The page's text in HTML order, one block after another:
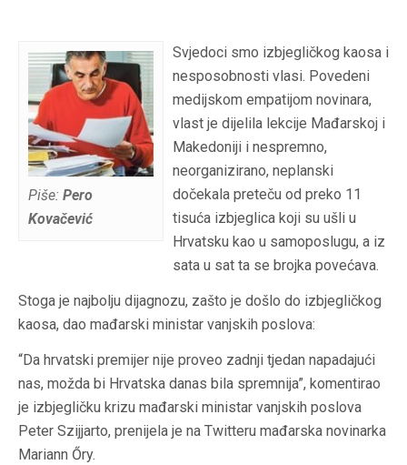
Piše: Pero
Kovačević
Svjedoci smo izbjegličkog kaosa i
nesposobnosti vlasi. Povedeni
medijskom empatijom novinara,
vlast je dijelila lekcije Mađarskoj i
Makedoniji i nespremno,
neorganizirano, neplanski
dočekala preteču od preko 11
tisuća izbjeglica koji su ušli u
Hrvatsku kao u samoposlugu, a iz
sata u sat ta se brojka povećava.
Stoga je najbolju dijagnozu, zašto je došlo do izbjegličkog
kaosa, dao mađarski ministar vanjskih poslova:
“Da hrvatski premijer nije proveo zadnji tjedan napadajući
nas, možda bi Hrvatska danas bila spremnija”, komentirao
je izbjegličku krizu mađarski ministar vanjskih poslova
Peter Szijjarto, prenijela je na Twitteru mađarska novinarka
Mariann Őry.